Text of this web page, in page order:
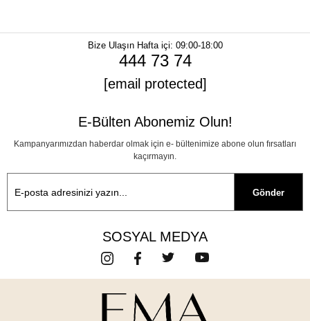
Bize Ulaşın
444 73 74
[email protected]
Hafta içi: 09:00-18:00
E-Bülten Abonemiz Olun!
Kampanyarımızdan haberdar olmak için e- bültenimize abone olun fırsatları
kaçırmayın.
Gönder
SOSYAL MEDYA